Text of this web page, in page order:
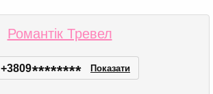
Романтік Тревел
+3809******** Показати